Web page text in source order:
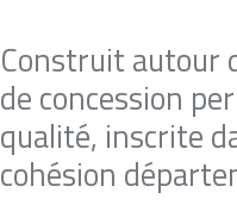
Construit autour
de concession
qualité, inscrite
cohésion